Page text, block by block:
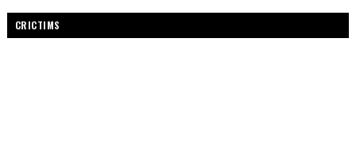
CRICTIMS